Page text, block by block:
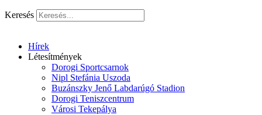
Keresés
Hírek
Létesítmények
Dorogi Sportcsarnok
Nipl Stefánia Uszoda
Buzánszky Jenő Labdarúgó Stadion
Dorogi Teniszcentrum
Városi Tekepálya